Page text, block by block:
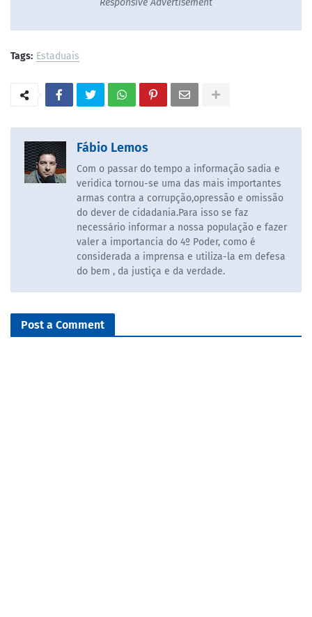
Responsive Advertisement
Tags: Estaduais
Fábio Lemos
Com o passar do tempo a informação sadia e
veridica tornou-se uma das mais importantes
armas contra a corrupção,opressão e omissão
do dever de cidadania.Para isso se faz
necessário informar a nossa população e fazer
valer a importancia do 4º Poder, como é
considerada a imprensa e utiliza-la em defesa
do bem , da justiça e da verdade.
Post a Comment